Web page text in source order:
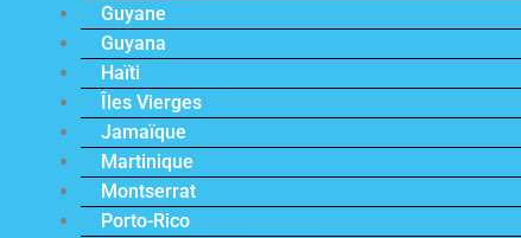
Guyane
Guyana
Haïti
Îles Vierges
Jamaïque
Martinique
Montserrat
Porto-Rico